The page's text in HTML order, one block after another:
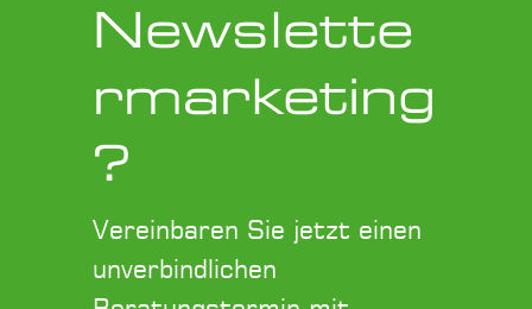
Newslette
rmarketing
?
Vereinbaren Sie jetzt einen
unverbindlichen